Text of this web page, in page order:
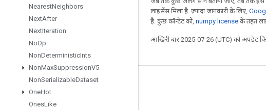
NearestNeighbors
NextAfter
NextIteration
NoOp
NonDeterministicInts
NonMaxSuppressionV5
NonSerializableDataset
OneHot
OnesLike
लाइसेंस मिला है. ज़्यादा जानकारी के लिए,
है. कुछ कॉन्टेंट को, numpy license के तहत
आखिरी बार 2025-07-26 (UTC) को अपडेट
जुड़े रहें